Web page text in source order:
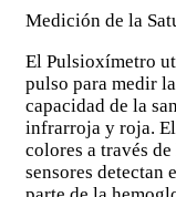
Medición de la
El Pulsioxímetro
pulso para medir
capacidad de la
infrarroja y roja.
colores a través
sensores detectan